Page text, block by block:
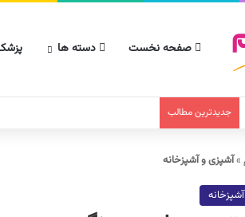
صفحه نخست دسته ها
جدیدترین مطالب
»آشپزی و آشپزخانه